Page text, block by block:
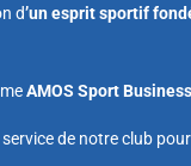
d’un esprit sportif
AMOS Sport Business
de notre club